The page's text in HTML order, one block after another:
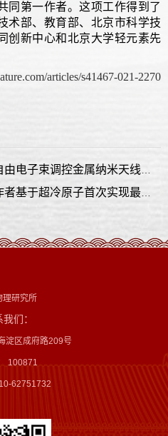
同第一作者。这项工作得到了
术部、教育部、北京市科学技
创新中心和北京大学轻元素先
articles/s41467-021-2270
上一篇：方哲宇课题组实现自由电子束调控金属纳米天线光自旋霍尔效应
下一篇：刘雄军课题组及合作者基于超冷原子首次实现最基本的外尔拓扑能带
理研究所
们：
淀区成府路209号
100871
62751732